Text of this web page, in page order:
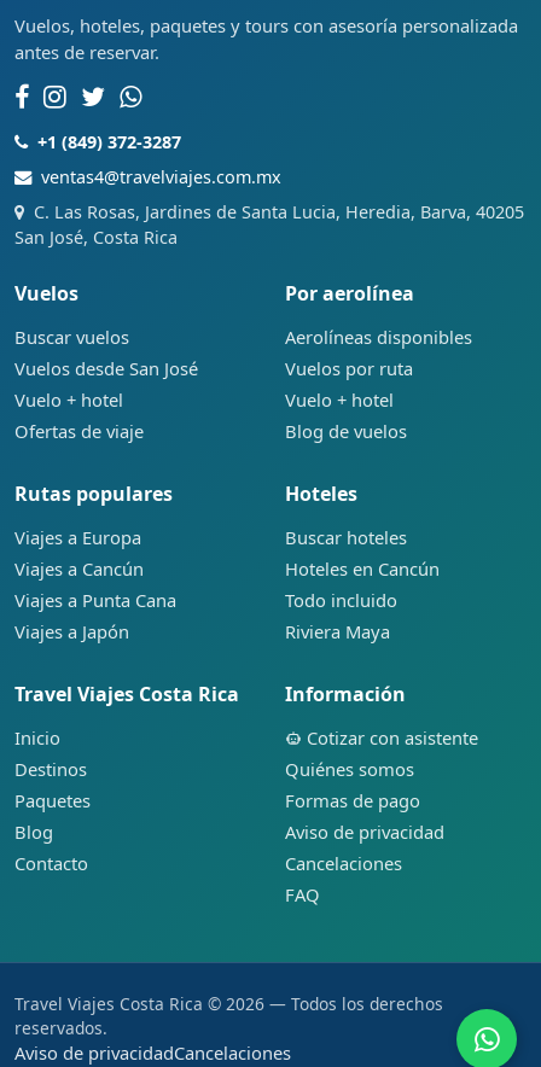
Vuelos, hoteles, paquetes y tours con asesoría personalizada
antes de reservar.
+1 (849) 372-3287
ventas4@travelviajes.com.mx
C. Las Rosas, Jardines de Santa Lucia, Heredia, Barva, 40205
San José, Costa Rica
Vuelos
Buscar vuelos
Vuelos desde San José
Vuelo + hotel
Ofertas de viaje
Por aerolínea
Aerolíneas disponibles
Vuelos por ruta
Vuelo + hotel
Blog de vuelos
Rutas populares
Viajes a Europa
Viajes a Cancún
Viajes a Punta Cana
Viajes a Japón
Hoteles
Buscar hoteles
Hoteles en Cancún
Todo incluido
Riviera Maya
Travel Viajes Costa Rica
Inicio
Destinos
Paquetes
Blog
Contacto
Información
Cotizar con asistente
Quiénes somos
Formas de pago
Aviso de privacidad
Cancelaciones
FAQ
Travel Viajes Costa Rica © 2026 — Todos los derechos
reservados.
Aviso de privacidadCancelaciones